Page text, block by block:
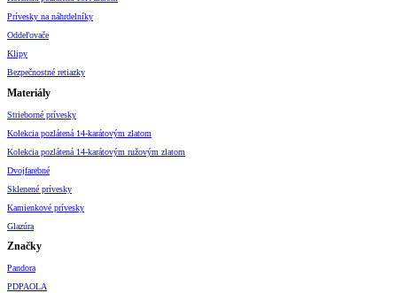
Prívesky na náhrdelníky
Oddeľovače
Klipy
Bezpečnostné retiazky
Materiály
Strieborné prívesky
Kolekcia pozlátená 14-karátovým zlatom
Kolekcia pozlátená 14-karátovým ružovým zlatom
Dvojfarebné
Sklenené prívesky
Kamienkové prívesky
Glazúra
Značky
Pandora
PDPAOLA